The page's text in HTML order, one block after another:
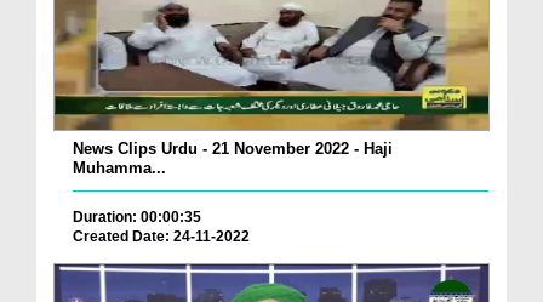
News Clips Urdu - 21 November 2022 - Haji
Muhamma...
Duration: 00:00:35
Created Date: 24-11-2022